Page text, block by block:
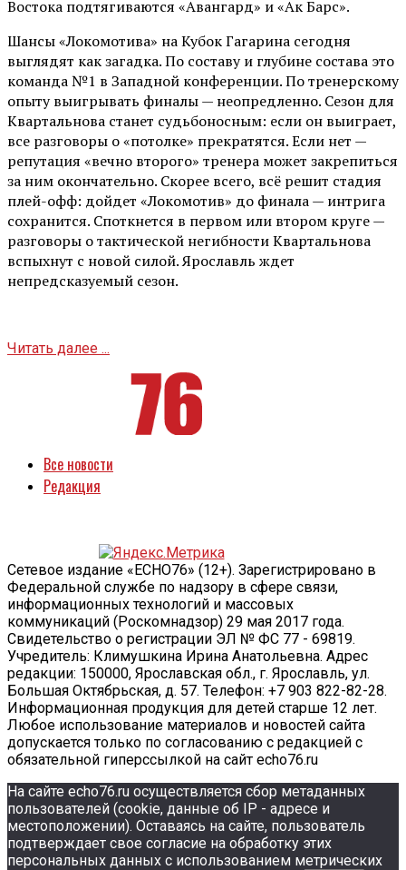
Востока подтягиваются «Авангард» и «Ак Барс».
Шансы «Локомотива» на Кубок Гагарина сегодня
выглядят как загадка. По составу и глубине состава это
команда №1 в Западной конференции. По тренерскому
опыту выигрывать финалы — неопредленно. Сезон для
Квартальнова станет судьбоносным: если он выиграет,
все разговоры о «потолке» прекратятся. Если нет —
репутация «вечно второго» тренера может закрепиться
за ним окончательно. Скорее всего, всё решит стадия
плей-офф: дойдет «Локомотив» до финала — интрига
сохранится. Споткнется в первом или втором круге —
разговоры о тактической негибности Квартальнова
вспыхнут с новой силой. Ярославль ждет
непредсказуемый сезон.
Читать далее ...
Все новости
Редакция
Сетевое издание «ECHO76» (12+). Зарегистрировано в
Федеральной службе по надзору в сфере связи,
информационных технологий и массовых
коммуникаций (Роскомнадзор) 29 мая 2017 года.
Свидетельство о регистрации ЭЛ № ФС 77 - 69819.
Учредитель: Климушкина Ирина Анатольевна. Адрес
редакции: 150000, Ярославская обл., г. Ярославль, ул.
Большая Октябрьская, д. 57. Телефон: +7 903 822-82-28.
Информационная продукция для детей старше 12 лет.
Любое использование материалов и новостей сайта
допускается только по согласованию с редакцией с
обязательной гиперссылкой на сайт echo76.ru
На сайте echo76.ru осуществляется сбор метаданных
пользователей (cookie, данные об IP - адресе и
местоположении). Оставаясь на сайте, пользователь
подтверждает свое согласие на обработку этих
персональных данных c использованием метрических